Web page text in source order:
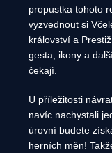
propustka tohoto
vyzvednout si
království a
gesta, ikony a
čekají.
U příležitosti
navíc nachystali
úrovní budete
herních měn!